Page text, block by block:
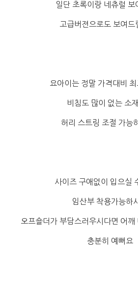
일단 초록이랑 네츄럴 보
고급버젼으로도 보여드
요아이는 정말 가격대비 최
비침도 많이 없는 소
허리 스트링 조절 가능
사이즈 구애없이 입으실
임산부 착용가능하
오프숄더가 부담스러우시다면 어깨
충분히 예뻐요